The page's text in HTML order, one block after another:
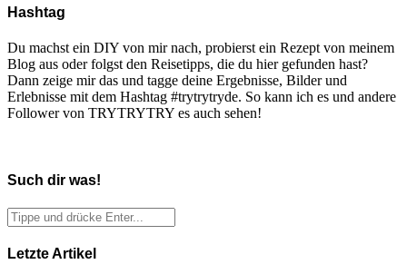
Hashtag
Du machst ein DIY von mir nach, probierst ein Rezept von meinem
Blog aus oder folgst den Reisetipps, die du hier gefunden hast?
Dann zeige mir das und tagge deine Ergebnisse, Bilder und
Erlebnisse mit dem Hashtag #trytrytryde. So kann ich es und andere
Follower von TRYTRYTRY es auch sehen!
Such dir was!
Letzte Artikel